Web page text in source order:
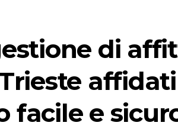
di
facile e